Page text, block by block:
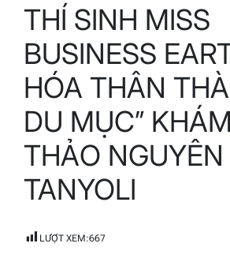
read
THÍ SINH MISS
BUSINESS
HÓA THÂN
DU MỤC”
THẢO NGUYÊN
TANYOLI
LƯỢT XEM:667